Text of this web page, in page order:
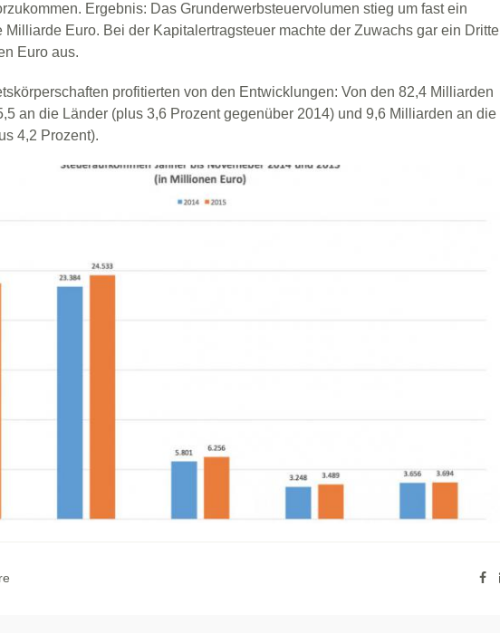
Ergebnis: Das Grunderwerbsteuervolumen stieg um fast ein
Milliarde Euro. Bei der Kapitalertragsteuer machte der Zuwachs gar ein Drittel
Euro aus.
profitierten von den Entwicklungen: Von den 82,4 Milliarden
an die Länder (plus 3,6 Prozent gegenüber 2014) und 9,6 Milliarden an die
4,2 Prozent).